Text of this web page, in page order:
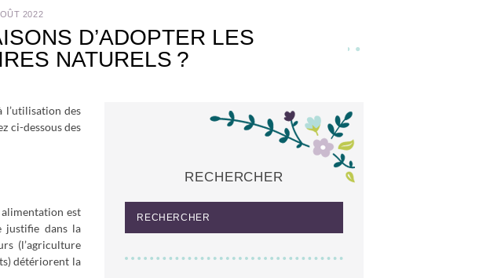
2022
D’ADOPTER LES
NATURELS ?
l’utilisation des
ci-dessous des
est
justifie dans la
(l’agriculture
détériorent la
RECHERCHER